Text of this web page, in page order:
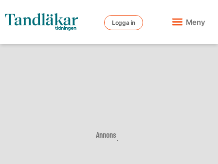
Logga in Meny
Annons